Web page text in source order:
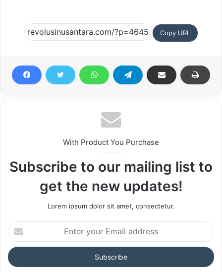
Copy URL
With Product You Purchase
Subscribe to our mailing list to
get the new updates!
Lorem ipsum dolor sit amet, consectetur.
Enter
your
Email
address